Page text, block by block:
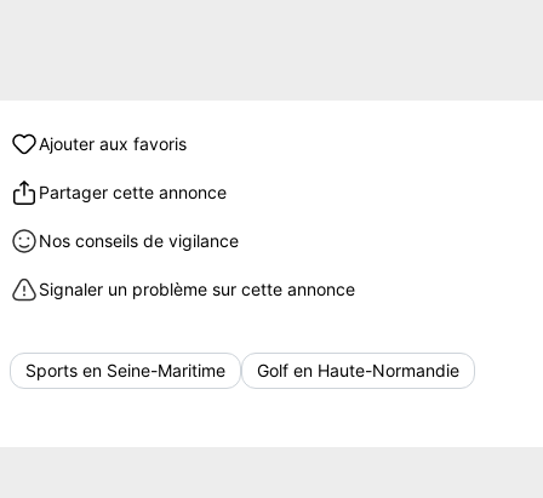
Ajouter aux favoris
Partager cette annonce
Nos conseils de vigilance
Signaler un problème sur cette annonce
Sports en Seine-Maritime Golf en Haute-Normandie